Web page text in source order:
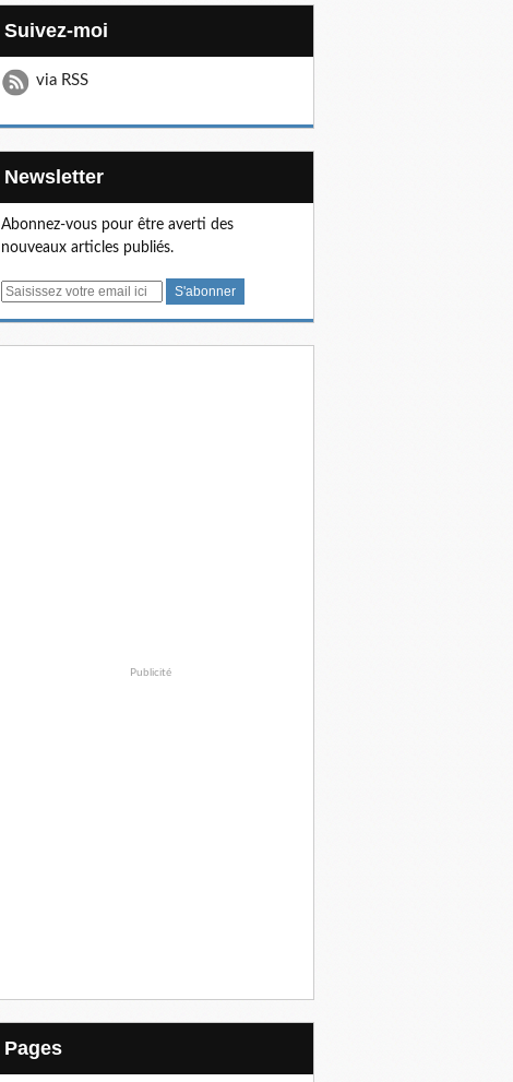
Suivez-moi
via RSS
Newsletter
Abonnez-vous pour être averti des
nouveaux articles publiés.
E
Publicité
Pages